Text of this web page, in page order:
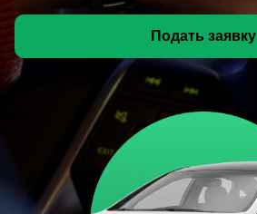
Подать заявку